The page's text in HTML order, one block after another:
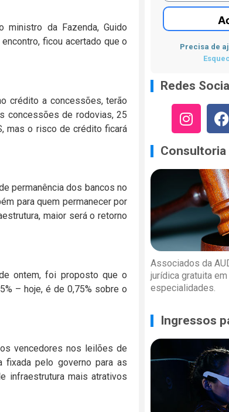
ministro da Fazenda, Guido
ficou acertado que o
crédito a concessões, terão
concessões de rodovias, 25
mas o risco de crédito ficará
permanência dos bancos no
para quem permanecer por
maior será o retorno
ontem, foi proposto que o
– hoje, é de 0,75% sobre o
vencedores nos leilões de
fixada pelo governo para as
infraestrutura mais atrativos
Precisa de
Redes
Associados da
jurídica gratuita
especialidades.
Ingressos